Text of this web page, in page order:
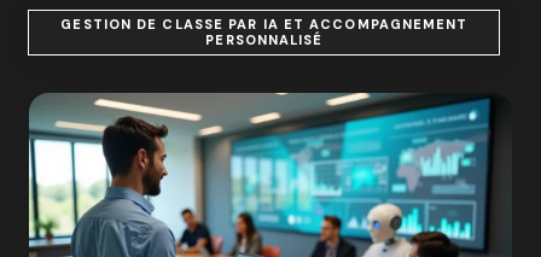
GESTION DE CLASSE PAR IA ET ACCOMPAGNEMENT
PERSONNALISÉ